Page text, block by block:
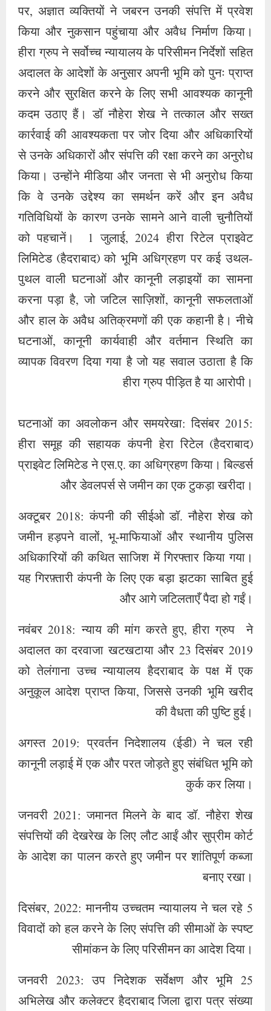
पर, अज्ञात व्यक्तियों ने जबरन उनकी संपत्ति में प्रवेश
किया और नुकसान पहुंचाया और अवैध निर्माण किया।
हीरा ग्रुप ने सर्वोच्च न्यायालय के परिसीमन निर्देशों सहित
अदालत के आदेशों के अनुसार अपनी भूमि को पुनः प्राप्त
करने और सुरक्षित करने के लिए सभी आवश्यक कानूनी
कदम उठाए हैं। डॉ नौहेरा शेख ने तत्काल और सख्त
कार्रवाई की आवश्यकता पर जोर दिया और अधिकारियों
से उनके अधिकारों और संपत्ति की रक्षा करने का अनुरोध
किया। उन्होंने मीडिया और जनता से भी अनुरोध किया
कि वे उनके उद्देश्य का समर्थन करें और इन अवैध
गतिविधियों के कारण उनके सामने आने वाली चुनौतियों
को पहचानें। 1 जुलाई, 2024 हीरा रिटेल प्राइवेट
लिमिटेड (हैदराबाद) को भूमि अधिग्रहण पर कई उथल-
पुथल वाली घटनाओं और कानूनी लड़ाइयों का सामना
करना पड़ा है, जो जटिल साज़िशों, कानूनी सफलताओं
और हाल के अवैध अतिक्रमणों की एक कहानी है। नीचे
घटनाओं, कानूनी कार्यवाही और वर्तमान स्थिति का
व्यापक विवरण दिया गया है जो यह सवाल उठाता है कि
हीरा ग्रुप पीड़ित है या आरोपी।
घटनाओं का अवलोकन और समयरेखा: दिसंबर 2015:
हीरा समूह की सहायक कंपनी हेरा रिटेल (हैदराबाद)
प्राइवेट लिमिटेड ने एस.ए. का अधिग्रहण किया। बिल्डर्स
और डेवलपर्स से जमीन का एक टुकड़ा खरीदा।
अक्टूबर 2018: कंपनी की सीईओ डॉ. नौहेरा शेख को
जमीन हड़पने वालों, भू-माफियाओं और स्थानीय पुलिस
अधिकारियों की कथित साजिश में गिरफ्तार किया गया।
यह गिरफ़्तारी कंपनी के लिए एक बड़ा झटका साबित हुई
और आगे जटिलताएँ पैदा हो गईं।
नवंबर 2018: न्याय की मांग करते हुए, हीरा ग्रुप ने
अदालत का दरवाजा खटखटाया और 23 दिसंबर 2019
को तेलंगाना उच्च न्यायालय हैदराबाद के पक्ष में एक
अनुकूल आदेश प्राप्त किया, जिससे उनकी भूमि खरीद
की वैधता की पुष्टि हुई।
अगस्त 2019: प्रवर्तन निदेशालय (ईडी) ने चल रही
कानूनी लड़ाई में एक और परत जोड़ते हुए संबंधित भूमि को
कुर्क कर लिया।
जनवरी 2021: जमानत मिलने के बाद डॉ. नौहेरा शेख
संपत्तियों की देखरेख के लिए लौट आईं और सुप्रीम कोर्ट
के आदेश का पालन करते हुए जमीन पर शांतिपूर्ण कब्जा
बनाए रखा।
5 दिसंबर, 2022: माननीय उच्चतम न्यायालय ने चल रहे
विवादों को हल करने के लिए संपत्ति की सीमाओं के स्पष्ट
सीमांकन के लिए परिसीमन का आदेश दिया।
25 जनवरी 2023: उप निदेशक सर्वेक्षण और भूमि
अभिलेख और कलेक्टर हैदराबाद जिला द्वारा पत्र संख्या